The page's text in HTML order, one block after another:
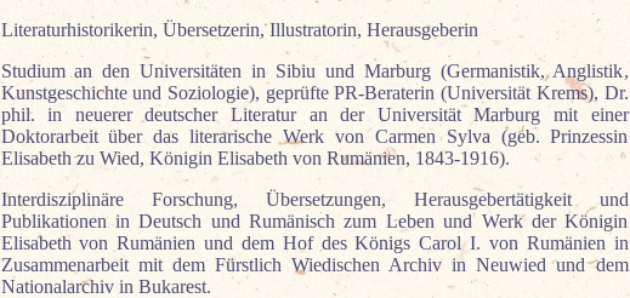
Literaturhistorikerin, Übersetzerin, Illustratorin, Herausgeberin
Studium an den Universitäten in Sibiu und Marburg (Germanistik, Anglistik,
Kunstgeschichte und Soziologie), geprüfte PR-Beraterin (Universität Krems), Dr.
phil. in neuerer deutscher Literatur an der Universität Marburg mit einer
Doktorarbeit über das literarische Werk von Carmen Sylva (geb. Prinzessin
Elisabeth zu Wied, Königin Elisabeth von Rumänien, 1843-1916).
Interdisziplinäre Forschung, Übersetzungen, Herausgebertätigkeit und
Publikationen in Deutsch und Rumänisch zum Leben und Werk der Königin
Elisabeth von Rumänien und dem Hof des Königs Carol I. von Rumänien in
Zusammenarbeit mit dem Fürstlich Wiedischen Archiv in Neuwied und dem
Nationalarchiv in Bukarest.